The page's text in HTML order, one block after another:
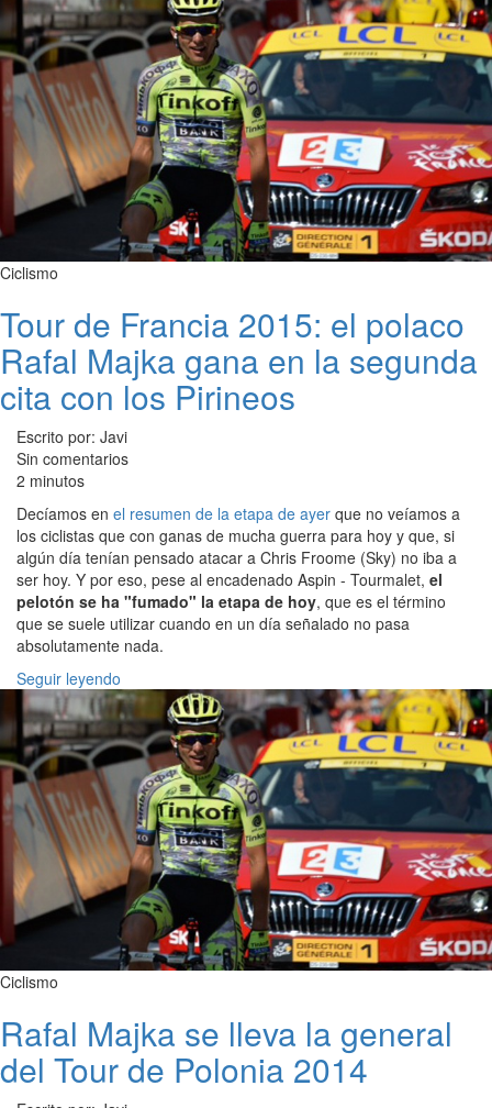
Ciclismo
Tour de Francia 2015: el polaco
Rafal Majka gana en la segunda
cita con los Pirineos
Escrito por: Javi
Sin comentarios
2 minutos
Decíamos en el resumen de la etapa de ayer que no veíamos a
los ciclistas que con ganas de mucha guerra para hoy y que, si
algún día tenían pensado atacar a Chris Froome (Sky) no iba a
ser hoy. Y por eso, pese al encadenado Aspin - Tourmalet, el
pelotón se ha "fumado" la etapa de hoy, que es el término
que se suele utilizar cuando en un día señalado no pasa
absolutamente nada.
Seguir leyendo
Ciclismo
Rafal Majka se lleva la general
del Tour de Polonia 2014